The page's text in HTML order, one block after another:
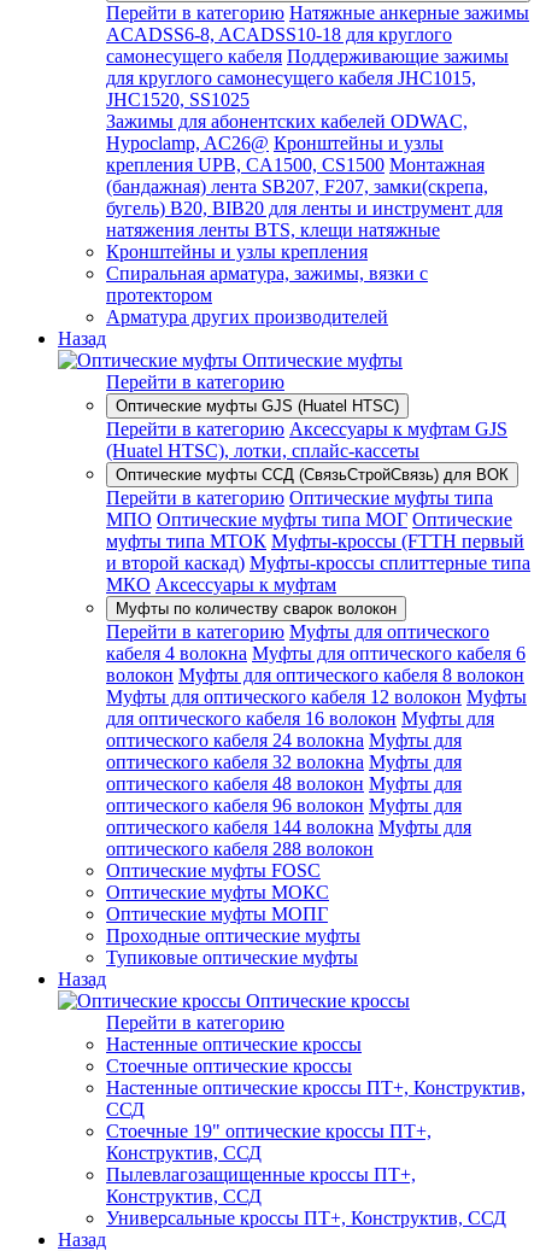
Перейти в категорию Натяжные анкерные зажимы
ACADSS6-8, ACADSS10-18 для круглого
самонесущего кабеля Поддерживающие зажимы
для круглого самонесущего кабеля JHC1015,
JHC1520, SS1025
Зажимы для абонентских кабелей ODWAC,
Hypoclamp, AC26@ Кронштейны и узлы
крепления UPB, CA1500, CS1500 Монтажная
(бандажная) лента SB207, F207, замки(скрепа,
бугель) B20, BIB20 для ленты и инструмент для
натяжения ленты BTS, клещи натяжные
Кронштейны и узлы крепления
Спиральная арматура, зажимы, вязки с
протектором
Арматура других производителей
Назад
Оптические муфты
Перейти в категорию
Оптические муфты GJS (Huatel HTSC)
Перейти в категорию Аксессуары к муфтам GJS
(Huatel HTSC), лотки, сплайс-кассеты
Оптические муфты ССД (СвязьСтройСвязь) для ВОК
Перейти в категорию Оптические муфты типа
МПО Оптические муфты типа МОГ Оптические
муфты типа МТОК Муфты-кроссы (FTTH первый
и второй каскад) Муфты-кроссы сплиттерные типа
МКО Аксессуары к муфтам
Муфты по количеству сварок волокон
Перейти в категорию Муфты для оптического
кабеля 4 волокна Муфты для оптического кабеля 6
волокон Муфты для оптического кабеля 8 волокон
Муфты для оптического кабеля 12 волокон Муфты
для оптического кабеля 16 волокон Муфты для
оптического кабеля 24 волокна Муфты для
оптического кабеля 32 волокна Муфты для
оптического кабеля 48 волокон Муфты для
оптического кабеля 96 волокон Муфты для
оптического кабеля 144 волокна Муфты для
оптического кабеля 288 волокон
Оптические муфты FOSC
Оптические муфты МОКС
Оптические муфты МОПГ
Проходные оптические муфты
Тупиковые оптические муфты
Назад
Оптические кроссы
Перейти в категорию
Настенные оптические кроссы
Стоечные оптические кроссы
Настенные оптические кроссы ПТ+, Конструктив,
ССД
Стоечные 19" оптические кроссы ПТ+,
Конструктив, ССД
Пылевлагозащищенные кроссы ПТ+,
Конструктив, ССД
Универсальные кроссы ПТ+, Конструктив, ССД
Назад